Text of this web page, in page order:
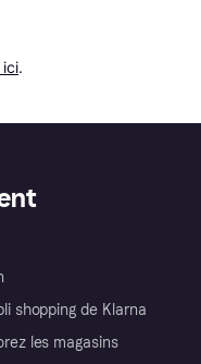
ici.
shopping de Klarna
les magasins